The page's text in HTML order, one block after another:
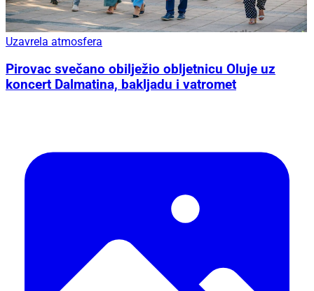
Uzavrela atmosfera
Pirovac svečano obilježio obljetnicu Oluje uz
koncert Dalmatina, bakljadu i vatromet